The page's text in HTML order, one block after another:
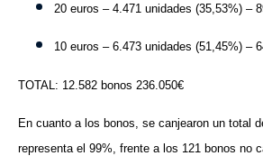
20 euros – 4.471 unidades (35,53%) –
10 euros – 6.473 unidades (51,45%) –
TOTAL: 12.582 bonos 236.050€
En cuanto a los bonos, se canjearon un total
representa el 99%, frente a los 121 bonos no